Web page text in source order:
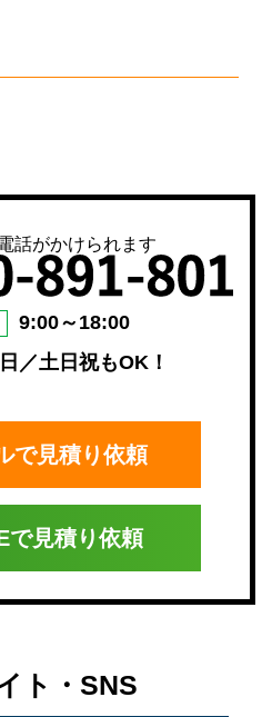
話がかけられます
9:00～18:00
／土日祝もOK！
で見積り依頼
で見積り依頼
ト・SNS